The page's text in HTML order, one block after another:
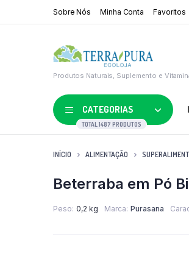
Sobre Nós Minha Conta Favoritos
Produtos Naturais, Suplemento e
CATEGORIAS
TOTAL 1487 PRODUTOS
INÍCIO ALIMENTAÇÃO
Beterraba em Pó
Peso 0,2 kg Marca Purasana